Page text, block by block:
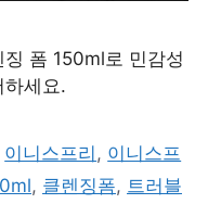
폼 150ml로 민감성
하세요.
이니스프리 , 이니스프
, 클렌징폼, 트러블